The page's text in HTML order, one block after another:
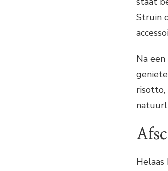
Struin
Na
risotto,